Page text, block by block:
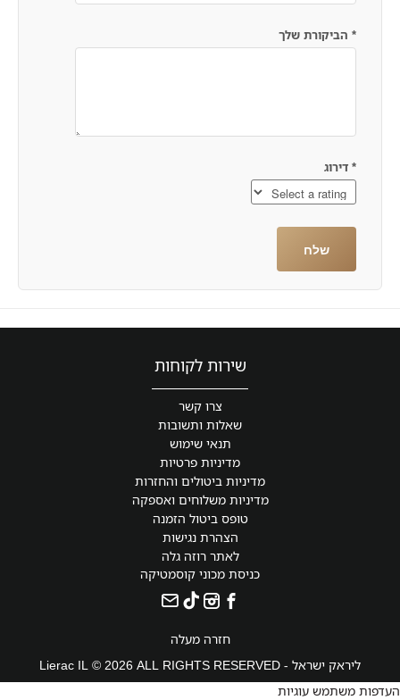
* הביקורת שלך
* דירוג
שירות לקוחות
צרו קשר
שאלות ותשובות
תנאי שימוש
מדיניות פרטיות
מדיניות ביטולים והחזרות
מדיניות משלוחים ואספקה
טופס ביטול הזמנה
הצהרת נגישות
לאתר רוזה גלה
כניסת מכוני קוסמטיקה
חזרה מעלה
ליראק ישראל - Lierac IL © 2026 ALL RIGHTS RESERVED
העדפות משתמש עוגיות